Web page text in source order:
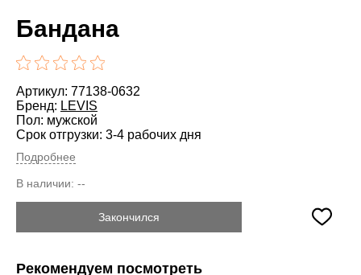
Бандана
Артикул: 77138-0632
Бренд: LEVIS
Пол: мужской
Срок отгрузки: 3-4 рабочих дня
Подробнее
В наличии: --
Закончился
Рекомендуем посмотреть